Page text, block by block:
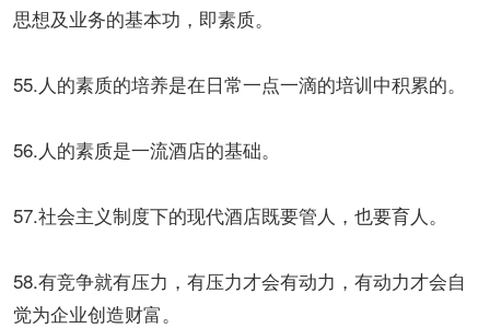
思想及业务的基本功，即素质。
55.人的素质的培养是在日常一点一滴的培训中积累的。
56.人的素质是一流酒店的基础。
57.社会主义制度下的现代酒店既要管人，也要育人。
58.有竞争就有压力，有压力才会有动力，有动力才会自
觉为企业创造财富。